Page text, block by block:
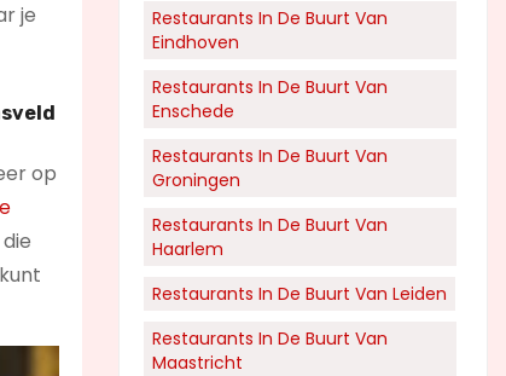
je
op
Restaurants In De Buurt Van
Eindhoven
Restaurants In De Buurt Van
Enschede
Restaurants In De Buurt Van
Groningen
Restaurants In De Buurt Van
Haarlem
Restaurants In De Buurt Van Leiden
Restaurants In De Buurt Van
Maastricht